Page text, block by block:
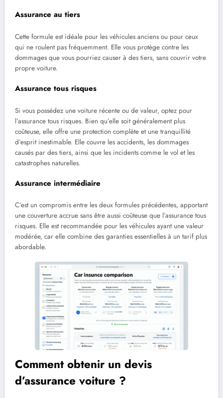
Assurance au tiers
Cette formule est idéale pour les véhicules anciens ou pour ceux
qui ne roulent pas fréquemment. Elle vous protège contre les
dommages que vous pourriez causer à des tiers, sans couvrir votre
propre voiture.
Assurance tous risques
Si vous possédez une voiture récente ou de valeur, optez pour
l’assurance tous risques. Bien qu’elle soit généralement plus
coûteuse, elle offre une protection complète et une tranquillité
d’esprit inestimable. Elle couvre les accidents, les dommages
causés par des tiers, ainsi que les incidents comme le vol et les
catastrophes naturelles.
Assurance intermédiaire
C’est un compromis entre les deux formules précédentes, apportant
une couverture accrue sans être aussi coûteuse que l’assurance tous
risques. Elle est recommandée pour les véhicules ayant une valeur
modérée, car elle combine des garanties essentielles à un tarif plus
abordable.
Comment obtenir un devis
d’assurance voiture ?